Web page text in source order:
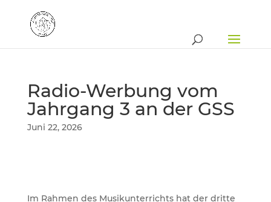
Radio-Werbung vom
Jahrgang 3 an der GSS
Juni 22, 2026
Im Rahmen des Musikunterrichts hat der dritte